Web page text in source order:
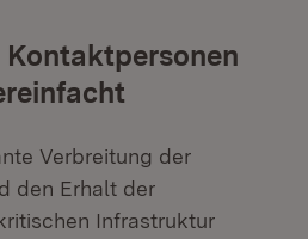
Verbreitung der
den Erhalt der
Infrastruktur